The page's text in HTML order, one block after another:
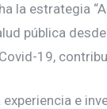
la estrategia
pública
19,
experiencia e